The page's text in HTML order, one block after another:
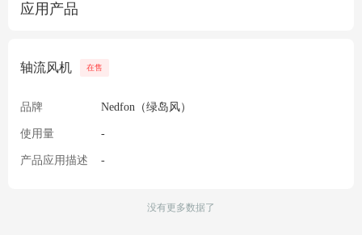
应用产品
轴流风机 在售
品牌 Nedfon（绿岛风）
使用量 -
产品应用描述 -
没有更多数据了